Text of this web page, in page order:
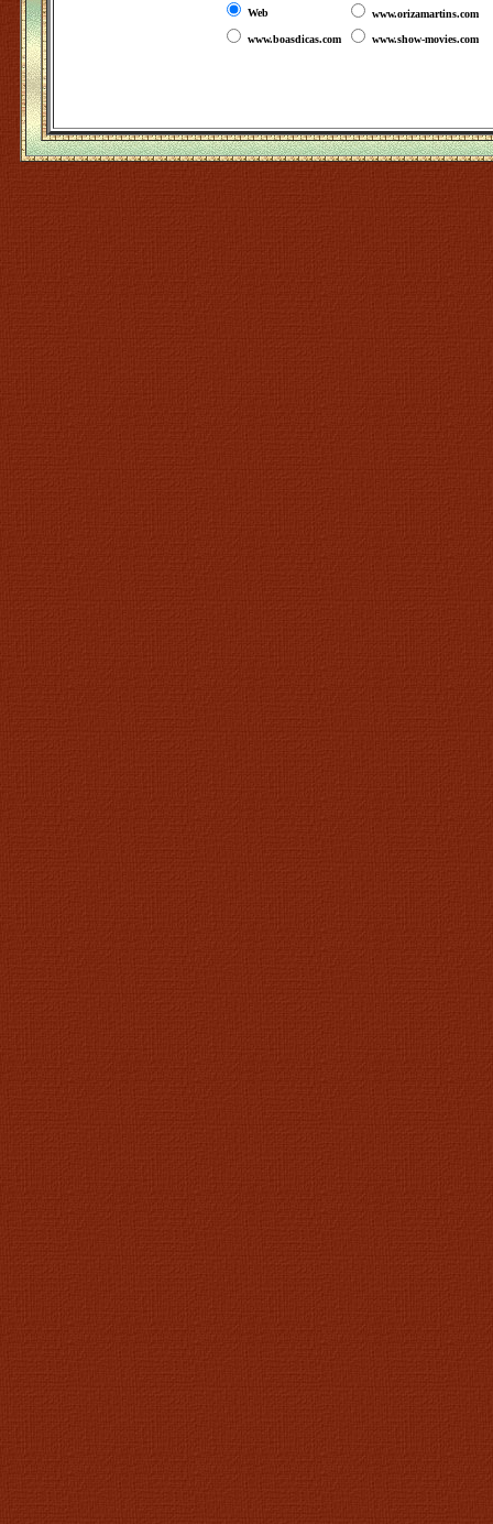
Web www.orizamartins.com
www.boasdicas.com www.show-movies.com